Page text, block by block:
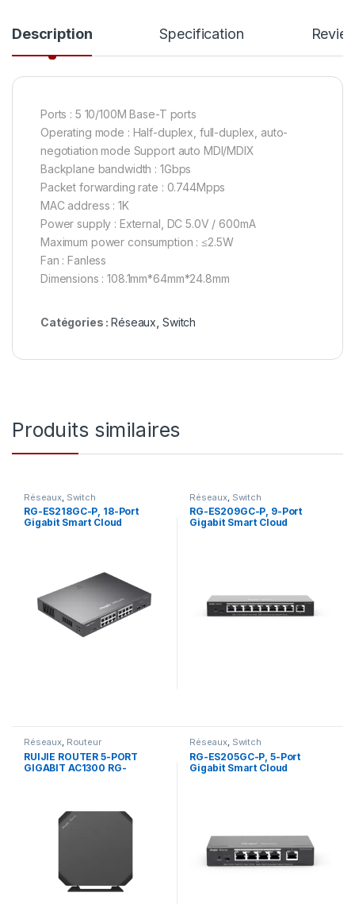
Description Specification
Ports : 5 10/100M Base-T ports
Operating mode : Half-duplex, full-duplex, auto-
negotiation mode Support auto MDI/MDIX
Backplane bandwidth : 1Gbps
Packet forwarding rate : 0.744Mpps
MAC address : 1K
Power supply : External, DC 5.0V / 600mA
Maximum power consumption : ≤2.5W
Fan : Fanless
Dimensions : 108.1mm*64mm*24.8mm
Catégories :Réseaux Switch
Produits similaires
Réseaux Switch
RG-ES218GC-P, 18-Port
Gigabit Smart Cloud
Réseaux Switch
RG-ES209GC-P, 9-Port
Gigabit Smart Cloud
Réseaux, Routeur
RUIJIE ROUTER 5-PORT
GIGABIT AC1300 RG-
Réseaux, Switch
RG-ES205GC-P, 5-Port
Gigabit Smart Cloud